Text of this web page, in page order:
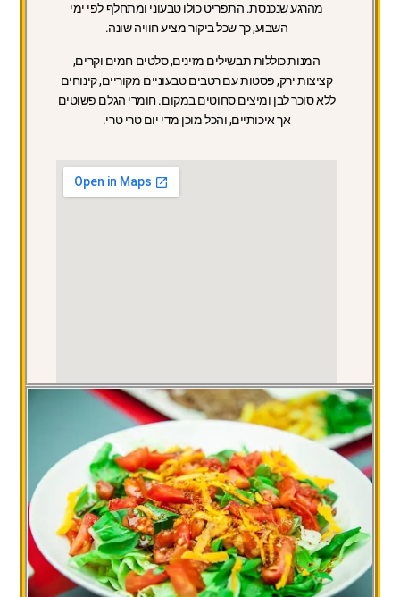
מהרגע שנכנסת. התפריט כולו טבעוני ומתחלף לפי ימי
השבוע, כך שכל ביקור מציע חוויה שונה.
המנות כוללות תבשילים מזינים, סלטים חמים וקרים,
קציצות ירק, פסטות עם רטבים טבעוניים מקוריים, קינוחים
ללא סוכר לבן ומיצים סחוטים במקום. חומרי הגלם פשוטים
אך איכותיים, והכל מוכן מדי יום טרי טרי.